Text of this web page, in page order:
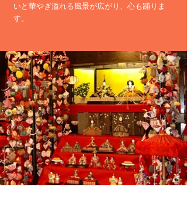
いと華やぎ溢れる風景が広がり、心も踊りま
す。